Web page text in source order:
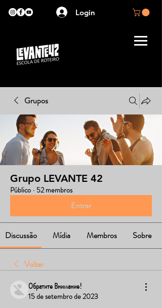
Login
Grupos
Grupo LEVANTE 42
Público · 52 membros
Entrar
Discussão Mídia Membros Sobre
Voltar
Обратите Внимание!
15 de setembro de 2023